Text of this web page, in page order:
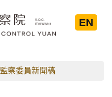
EN
監察委員新聞稿